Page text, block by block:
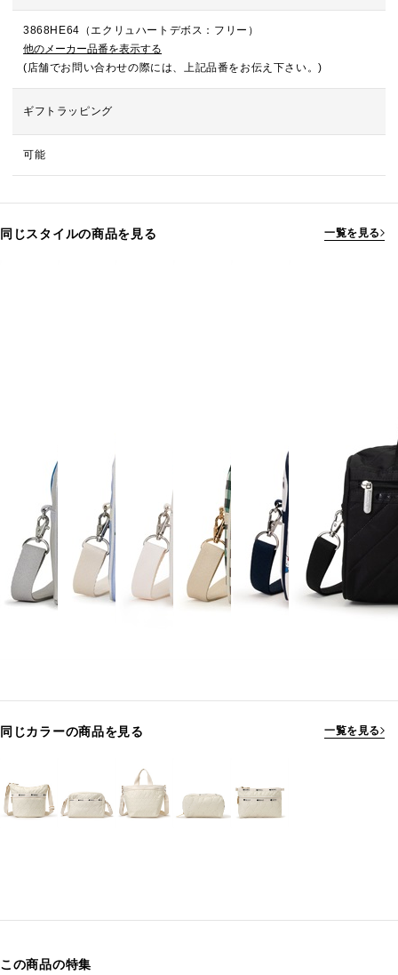
3868HE64（エクリュハートデボス：フリー）
他のメーカー品番を表示する
(店舗でお問い合わせの際には、上記品番をお伝え下さい。)
ギフトラッピング
可能
同じスタイルの商品を見る 一覧を見る
同じカラーの商品を見る 一覧を見る
この商品の特集